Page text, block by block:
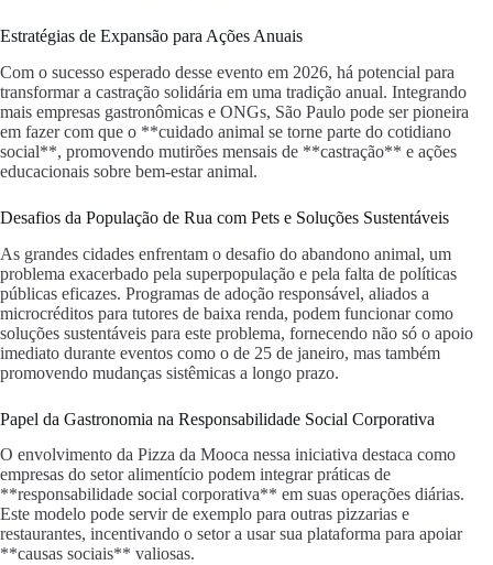
Estratégias de Expansão para Ações Anuais
Com o sucesso esperado desse evento em 2026, há potencial para
transformar a castração solidária em uma tradição anual. Integrando
mais empresas gastronômicas e ONGs, São Paulo pode ser pioneira
em fazer com que o **cuidado animal se torne parte do cotidiano
social**, promovendo mutirões mensais de **castração** e ações
educacionais sobre bem-estar animal.
Desafios da População de Rua com Pets e Soluções Sustentáveis
As grandes cidades enfrentam o desafio do abandono animal, um
problema exacerbado pela superpopulação e pela falta de políticas
públicas eficazes. Programas de adoção responsável, aliados a
microcréditos para tutores de baixa renda, podem funcionar como
soluções sustentáveis para este problema, fornecendo não só o apoio
imediato durante eventos como o de 25 de janeiro, mas também
promovendo mudanças sistêmicas a longo prazo.
Papel da Gastronomia na Responsabilidade Social Corporativa
O envolvimento da Pizza da Mooca nessa iniciativa destaca como
empresas do setor alimentício podem integrar práticas de
**responsabilidade social corporativa** em suas operações diárias.
Este modelo pode servir de exemplo para outras pizzarias e
restaurantes, incentivando o setor a usar sua plataforma para apoiar
**causas sociais** valiosas.